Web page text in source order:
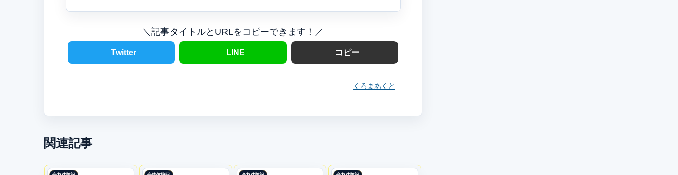
＼記事タイトルとURLをコピーできます！／
Twitter LINE コピー
くろまあくと
関連記事